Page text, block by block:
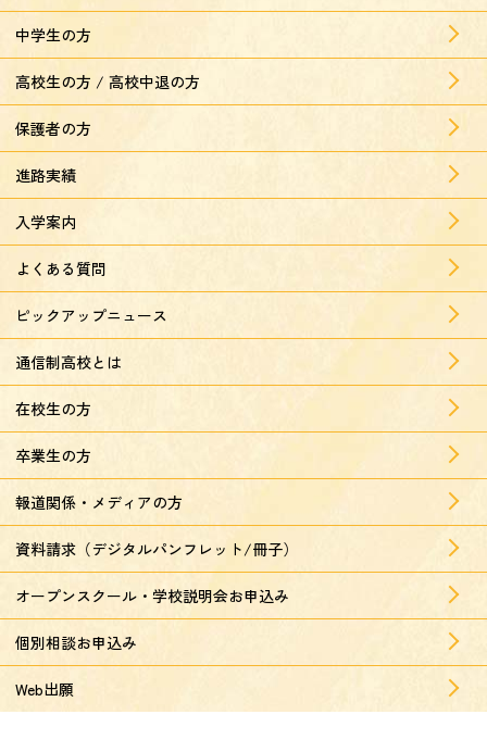
中学生の方
高校生の方 / 高校中退の方
保護者の方
進路実績
入学案内
よくある質問
ピックアップニュース
通信制高校とは
在校生の方
卒業生の方
報道関係・メディアの方
資料請求（デジタルパンフレット/冊子）
オープンスクール・学校説明会お申込み
個別相談お申込み
Web出願